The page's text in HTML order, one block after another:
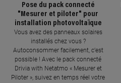
Pose du pack connecté
"Mesurer et piloter" pour
installation photovoltaïque
Vous avez des panneaux solaires
installés chez vous ?
Autoconsommer facilement, c’est
possible ! Avec le pack connecté
Drivia with Netatmo « Mesurer et
Piloter », suivez en temps réel votre